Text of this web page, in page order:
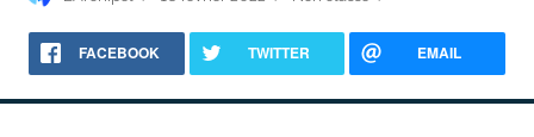
FACEBOOK TWITTER EMAIL